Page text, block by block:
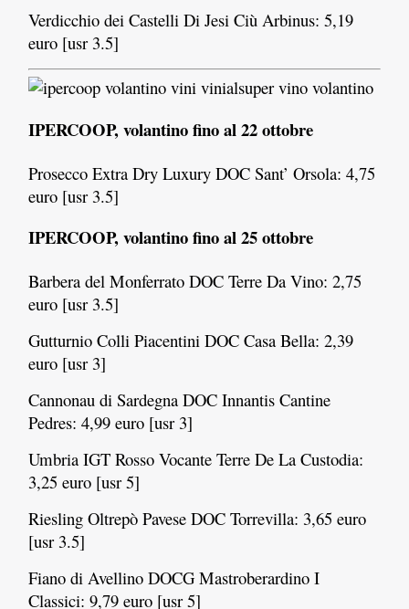
Verdicchio dei Castelli Di Jesi Ciù Arbinus: 5,19
euro [usr 3.5]
IPERCOOP, volantino fino al 22 ottobre
Prosecco Extra Dry Luxury DOC Sant’ Orsola: 4,75
euro [usr 3.5]
IPERCOOP, volantino fino al 25 ottobre
Barbera del Monferrato DOC Terre Da Vino: 2,75
euro [usr 3.5]
Gutturnio Colli Piacentini DOC Casa Bella: 2,39
euro [usr 3]
Cannonau di Sardegna DOC Innantis Cantine
Pedres: 4,99 euro [usr 3]
Umbria IGT Rosso Vocante Terre De La Custodia:
3,25 euro [usr 5]
Riesling Oltrepò Pavese DOC Torrevilla: 3,65 euro
[usr 3.5]
Fiano di Avellino DOCG Mastroberardino I
Classici: 9,79 euro [usr 5]